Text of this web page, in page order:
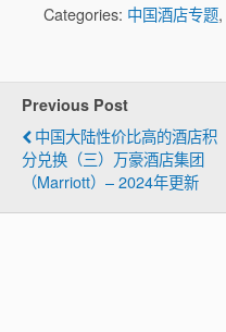
Categories: 中国酒店专题,
Previous Post
中国大陆性价比高的酒店积
分兑换（三）万豪酒店集团
（Marriott）– 2024年更新